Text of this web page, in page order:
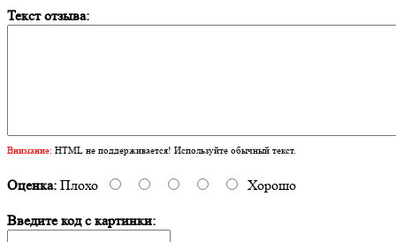
Текст отзыва:
Внимание: HTML не поддерживается! Используйте обычный текст.
Оценка: Плохо Хорошо
Введите код с картинки: